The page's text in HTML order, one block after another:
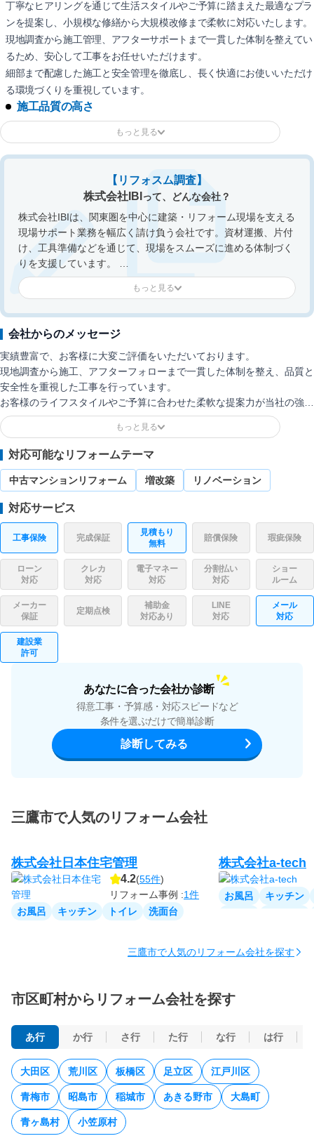
丁寧なヒアリングを通じて生活スタイルやご予算に踏まえた最適なプラ
ンを提案し、小規模な修繕から大規模改修まで柔軟に対応いたします。
現地調査から施工管理、アフターサポートまで一貫した体制を整えてい
るため、安心して工事をお任せいただけます。
細部まで配慮した施工と安全管理を徹底し、長く快適にお使いいただけ
る環境づくりを重視しています。
施工品質の高さ
【リフォスム調査】
株式会社IBI って、どんな会社？
株式会社IBIは、関東圏を中心に建築・リフォーム現場を支える
現場サポート業務を幅広く請け負う会社です。資材運搬、片付
け、工具準備などを通じて、現場をスムーズに進める体制づく
りを支援しています。
主な業務は、「搬入・搬出・養生・掃除」などの職人の手元作
業と、「新築・改修・戸建」などの現場監督の手元作業です。
す。
さらにリフォーム分野では、住宅・建物の修繕や設備交換、部
分的な模様替え、塗装、小規模解体なども扱います。現場を止
めないための手配力と、幅広いリフォームをまとめて任せたい
方におすすめです。
会社からのメッセージ
実績豊富で、お客様に大変ご評価をいただいております。
現地調査から施工、アフターフォローまで一貫した体制を整え、品質と
安全性を重視した工事を行っています。
お客様のライフスタイルやご予算に合わせた柔軟な提案力が当社の強み
です。
今後も地域に根ざしたサービスを通じて信頼されるリフォームパートナ
ーとして価値ある住環境づくりに貢献してまいります。
対応可能なリフォームテーマ
中古マンションリフォーム 増改築 リノベーション
対応サービス
工事保険 完成保証
見積もり
無料
賠償保険 瑕疵保険
ローン
対応
クレカ
対応
電子マネー
対応
分割払い
対応
ショー
ルーム
メーカー
保証
定期点検
補助金
対応あり
LINE
対応
メール
対応
建設業
許可
あなたに合った会社か診断
得意工事・予算感・対応スピードなど
条件を選ぶだけで簡単診断
診断してみる
三鷹市で人気のリフォーム会社
株式会社日本住宅管理
4.2(55件)
リフォーム事例 :1件
お風呂
キッチン トイレ 洗面台
株式会社a-tech
お風呂
キッチン
窓・サッシ
三鷹市で人気のリフォーム会社を探す
市区町村からリフォーム会社を探す
あ行 か行 さ行 た行 な行 は行
大田区 荒川区 板橋区 足立区 江戸川区
青梅市 昭島市 稲城市 あきる野市 大島町
青ヶ島村 小笠原村